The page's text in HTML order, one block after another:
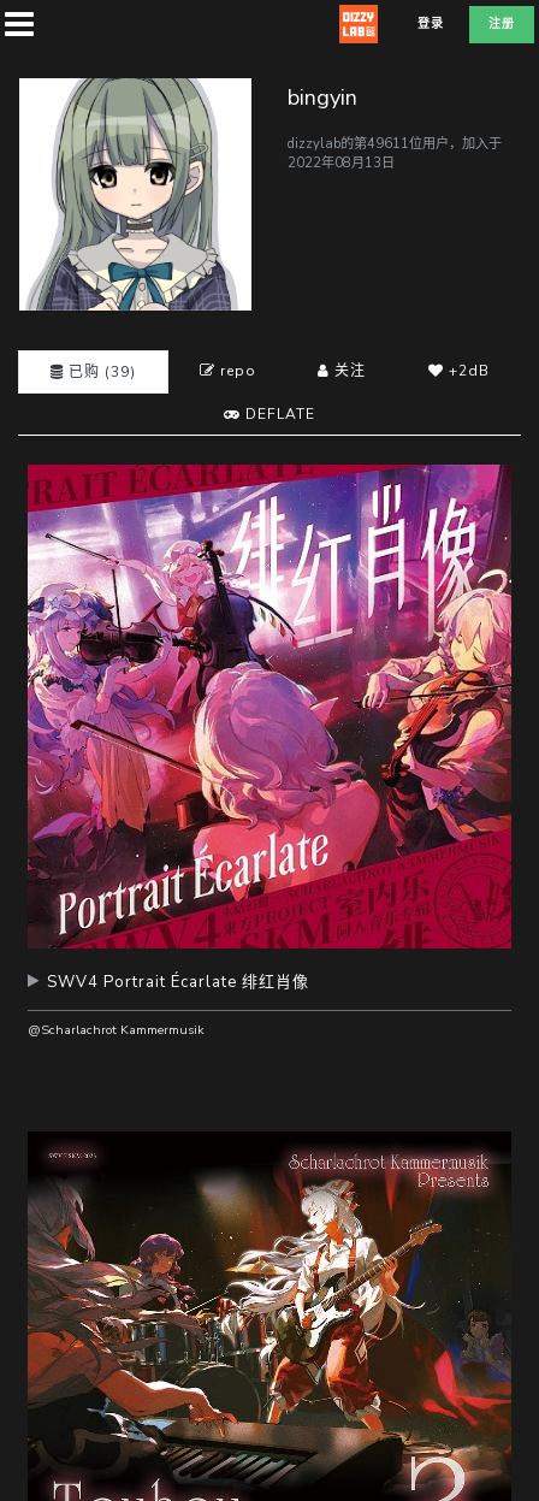
登录 注册
社
DEFLATE
随
便
听
听
bingyin
dizzylab的第49611位用户，加入于
2022年08月13日
已购 (39) repo 关注 +2dB
DEFLATE
SWV4 Portrait Écarlate 绯红肖像
@Scharlachrot Kammermusik